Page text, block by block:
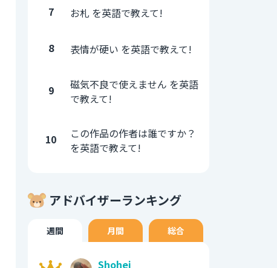
7 お札 を英語で教えて!
8 表情が硬い を英語で教えて!
9
磁気不良で使えません を英語
で教えて!
10
この作品の作者は誰ですか？
を英語で教えて!
アドバイザーランキング
週間 月間 総合
Shohei